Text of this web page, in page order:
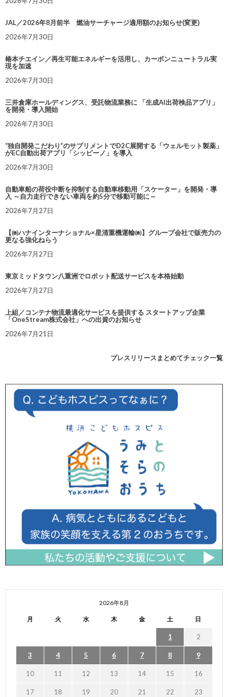
JAL／2026年8月前半 燃油サーチャージ適用額のお知らせ(変更)
2026年7月30日
椿本チエイン／再生可能エネルギーを活用し、カーボンニュートラル実
現を加速
2026年7月30日
三井倉庫ホールディングス、受託物流業務に 「生成AI出荷検品アプリ」
を開発・導入開始
2026年7月30日
“独自開発こだわり”のサプリメントでD2C展開する「ウェルモット製薬」
がEC自動出荷アプリ「シッピーノ」を導入
2026年7月30日
自動車船の荷役中断を抑制する自動車移動用「スケーター」を開発・導
入 ～自力走行できない車両を約5分で移動可能に～
2026年7月27日
【㈱ハナインターナショナル×星清重機運輸㈱】グループ会社で販売力の
更なる強化ねらう
2026年7月27日
東京ミッドタウン八重洲でロボット配送サービスを本格始動
2026年7月27日
上組／コンテナ物流最適化サービスを提供する スタートアップ企業
「OneStream株式会社」への出資のお知らせ
2026年7月21日
プレスリリースまとめてチェック一覧
2026年8月
月 火 水 木 金 土 日
1 2
3 4 5 6 7 8 9
10 11 12 13 14 15 16
17 18 19 20 21 22 23